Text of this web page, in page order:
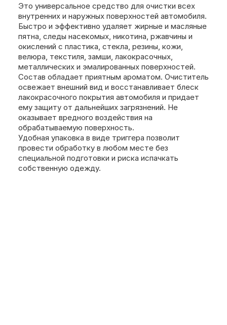
Это универсальное средство для очистки всех
внутренних и наружных поверхностей автомобиля.
Быстро и эффективно удаляет жирные и масляные
пятна, следы насекомых, никотина, ржавчины и
окислений с пластика, стекла, резины, кожи,
велюра, текстиля, замши, лакокрасочных,
металлических и эмалированных поверхностей.
Состав обладает приятным ароматом. Очиститель
освежает внешний вид и восстанавливает блеск
лакокрасочного покрытия автомобиля и придает
ему защиту от дальнейших загрязнений. Не
оказывает вредного воздействия на
обрабатываемую поверхность.
Удобная упаковка в виде триггера позволит
провести обработку в любом месте без
специальной подготовки и риска испачкать
собственную одежду.